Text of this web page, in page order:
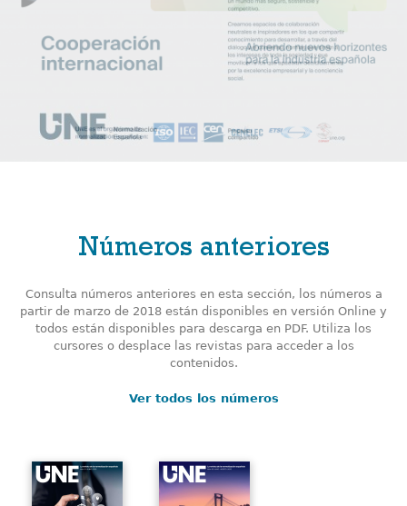
Números anteriores
Consulta números anteriores en esta sección, los números a
partir de marzo de 2018 están disponibles en versión Online y
todos están disponibles para descarga en PDF. Utiliza los
cursores o desplace las revistas para acceder a los
contenidos.
Ver todos los números